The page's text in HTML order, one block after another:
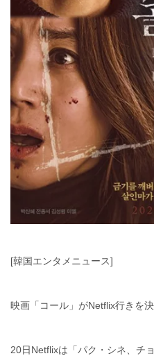
[韓国エンタメニュース]
映画「コール」がNetflix行きを決
20日Netflixは「パク・シネ、チ